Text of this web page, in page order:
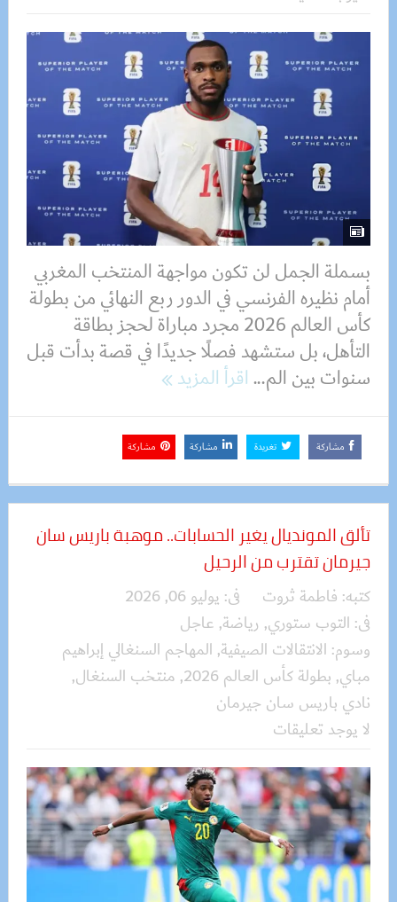
بسملة الجمل لن تكون مواجهة المنتخب المغربي
أمام نظيره الفرنسي في الدور ربع النهائي من بطولة
كأس العالم 2026 مجرد مباراة لحجز بطاقة
التأهل، بل ستشهد فصلًا جديدًا في قصة بدأت قبل
سنوات بين الم...اقرأ المزيد
مشاركة تغريدة مشاركة مشاركة
تألق المونديال يغير الحسابات.. موهبة باريس سان
جيرمان تقترب من الرحيل
كتبه: فاطمة ثروت فى: يوليو 06, 2026
فى: التوب ستوري, رياضة, عاجل
وسوم: الانتقالات الصيفية, المهاجم السنغالي إبراهيم
مباي, بطولة كأس العالم 2026 , منتخب السنغال,
نادي باريس سان جيرمان
لا يوجد تعليقات